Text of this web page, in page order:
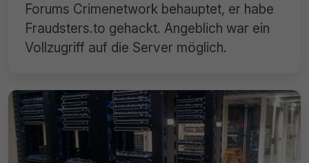
Forums Crimenetwork behauptet, er habe
Fraudsters.to gehackt. Angeblich war ein
Vollzugriff auf die Server möglich.